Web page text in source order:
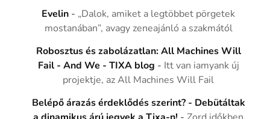
Evelin - „Dalok, amiket a legtöbbet pörgetek
mostanában”, avagy zeneajánló a szakmától
Robosztus és zabolázatlan: All Machines Will
Fail - And We - TIXA blog - Itt van iamyank új
projektje, az All Machines Will Fail
Belépő árazás érdeklődés szerint? - Debütáltak